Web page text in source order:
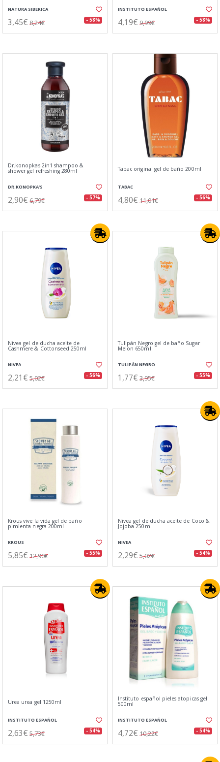
NATURA SIBERICA
3,45€ 8,24€ - 58%
INSTITUTO ESPAÑOL
4,19€ 9,99€ - 58%
Dr.konopkas 2in1 shampoo &
shower gel refreshing 280ml
DR.KONOPKA'S
2,90€ 6,79€ - 57%
Tabac original gel de baño 200ml
TABAC
4,80€ 11,01€ - 56%
Nivea gel de ducha aceite de
Cashmere & Cottonseed 250ml
NIVEA
2,21€ 5,02€ - 56%
Tulipán Negro gel de baño Sugar
Melon 650ml
TULIPÁN NEGRO
1,77€ 3,95€ - 55%
Krous vive la vida gel de baño
pimienta negra 200ml
KROUS
5,85€ 12,90€ - 55%
Nivea gel de ducha aceite de Coco &
Jojoba 250ml
NIVEA
2,29€ 5,02€ - 54%
Urea urea gel 1250ml
INSTITUTO ESPAÑOL
2,63€ 5,73€ - 54%
Instituto español pieles atopicas gel
500ml
INSTITUTO ESPAÑOL
4,72€ 10,22€ - 54%